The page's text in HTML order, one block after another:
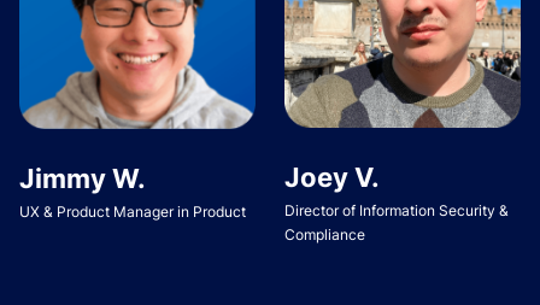
Jimmy W.
UX & Product Manager in Product
Joey V.
Director of Information Security &
Compliance